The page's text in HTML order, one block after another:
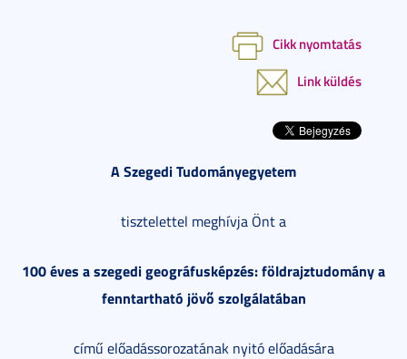
Cikk nyomtatás
Link küldés
A Szegedi Tudományegyetem
tisztelettel meghívja Önt a
100 éves a szegedi geográfusképzés: földrajztudomány a
fenntartható jövő szolgálatában
című előadássorozatának nyitó előadására